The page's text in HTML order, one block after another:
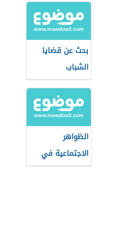
بحث عن قضايا
الشباب
الظواهر
الاجتماعية في
مصر